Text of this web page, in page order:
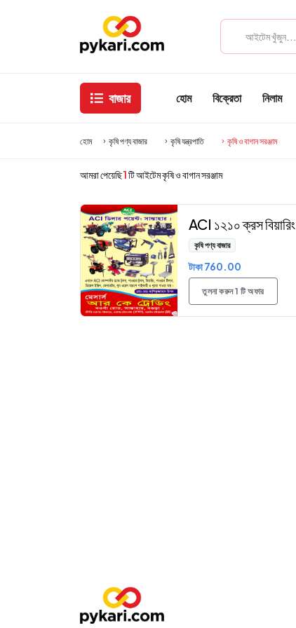
বাজার হোম বিক্রেতা নিলাম
হোম কৃষি পণ্য বাজার কৃষি যন্ত্রপাতি কৃষি ও বাগান সরঞ্জাম
আমরা পেয়েছি1টি আইটেম কৃষি ও বাগান সরঞ্জাম
ACI ১২১০ ক্রস বিয়ারিং
কৃষি পণ্য বাজার
টাকা 760.00
তুলনা করুন 1 টি অফার